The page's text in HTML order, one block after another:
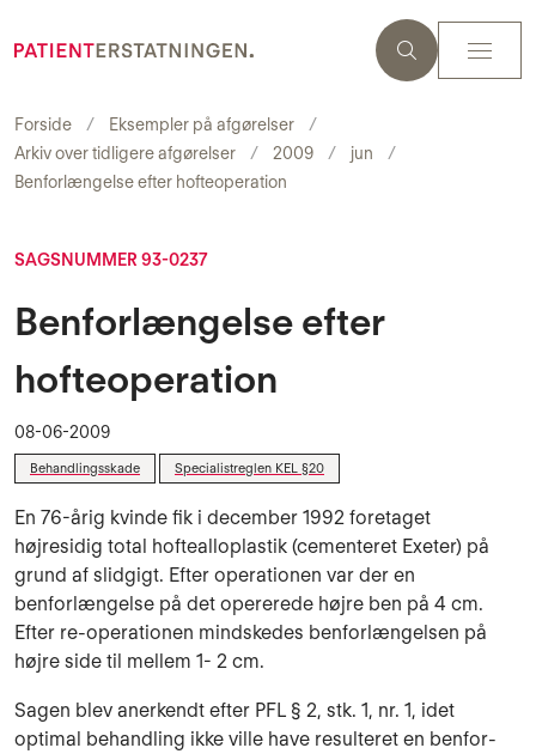
Forside
Eksempler på afgørelser
Arkiv over tidligere afgørelser
2009
jun
Benforlængelse efter hofteoperation
SAGSNUMMER 93-0237
Benforlængelse efter
hofteoperation
08-06-2009
Behandlingsskade Specialistreglen KEL §20
En 76-årig kvinde fik i december 1992 foretaget
højresidig total hoftealloplastik (cementeret Exeter) på
grund af slidgigt. Efter operationen var der en
benforlængelse på det opererede højre ben på 4 cm.
Efter re-operationen mindskedes benforlængelsen på
højre side til mellem 1- 2 cm.
Sagen blev anerkendt efter PFL § 2, stk. 1, nr. 1, idet
optimal behandling ikke ville have resulteret en benfor­